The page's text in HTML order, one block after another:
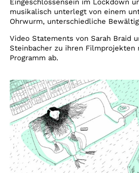
Eingeschlossensein im Lockdown
musikalisch unterlegt von einem
Ohrwurm, unterschiedliche
Video Statements von Sarah Braid
Steinbacher zu ihren Filmprojekten
Programm ab.